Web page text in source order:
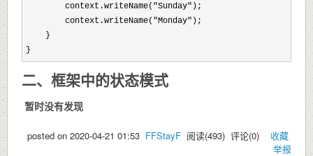
        context.writeName(
"Sunday" );
        context.writeName(
"Monday" );
    }
}
二、框架中的状态模式
暂时没有发现
posted on 2020-04-21 01:53 FFStayF 阅读(493) 评论(0) 收藏
举报